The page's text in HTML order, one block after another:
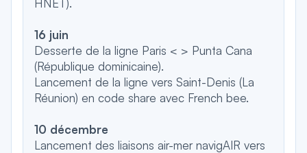
HNET).
16 juin
Desserte de la ligne Paris < > Punta Cana
(République dominicaine).
Lancement de la ligne vers Saint-Denis (La
Réunion) en code share avec French bee.
10 décembre
Lancement des liaisons air-mer navigAIR vers